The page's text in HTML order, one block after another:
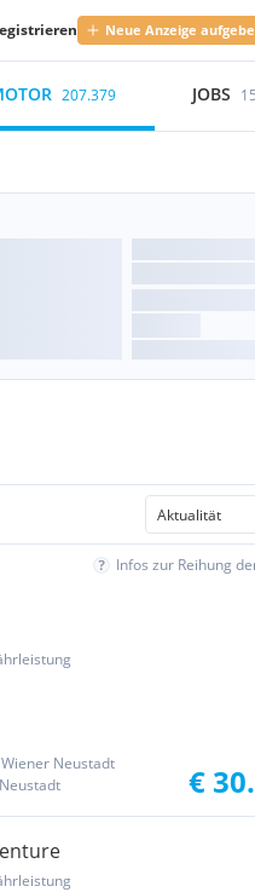
Neue Anzeige
207.379 JOBS
Infos zur Reihung
Wiener Neustadt
€